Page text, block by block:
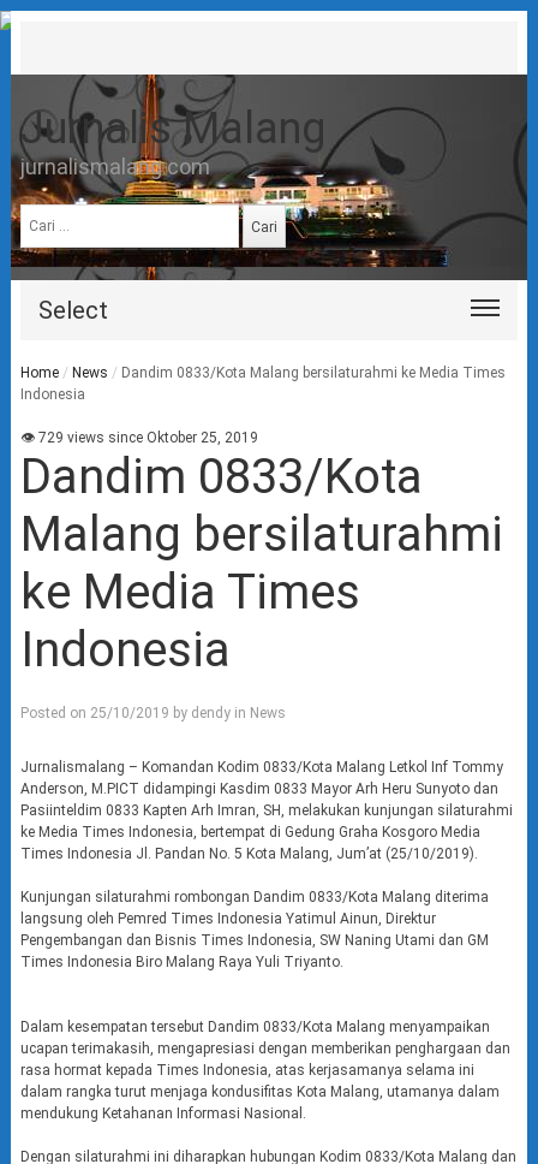
Jurnalis Malang
jurnalismalang.com
Cari
untuk:
Select
Home / News / Dandim 0833/Kota Malang bersilaturahmi ke Media Times
Indonesia
👁 729 views since Oktober 25, 2019
Dandim 0833/Kota
Malang bersilaturahmi
ke Media Times
Indonesia
Posted on 25/10/2019 by dendyin News
Jurnalismalang – Komandan Kodim 0833/Kota Malang Letkol Inf Tommy
Anderson, M.PICT didampingi Kasdim 0833 Mayor Arh Heru Sunyoto dan
Pasiinteldim 0833 Kapten Arh Imran, SH, melakukan kunjungan silaturahmi
ke Media Times Indonesia, bertempat di Gedung Graha Kosgoro Media
Times Indonesia Jl. Pandan No. 5 Kota Malang, Jum’at (25/10/2019).
Kunjungan silaturahmi rombongan Dandim 0833/Kota Malang diterima
langsung oleh Pemred Times Indonesia Yatimul Ainun, Direktur
Pengembangan dan Bisnis Times Indonesia, SW Naning Utami dan GM
Times Indonesia Biro Malang Raya Yuli Triyanto.
Dalam kesempatan tersebut Dandim 0833/Kota Malang menyampaikan
ucapan terimakasih, mengapresiasi dengan memberikan penghargaan dan
rasa hormat kepada Times Indonesia, atas kerjasamanya selama ini
dalam rangka turut menjaga kondusifitas Kota Malang, utamanya dalam
mendukung Ketahanan Informasi Nasional.
Dengan silaturahmi ini diharapkan hubungan Kodim 0833/Kota Malang dan